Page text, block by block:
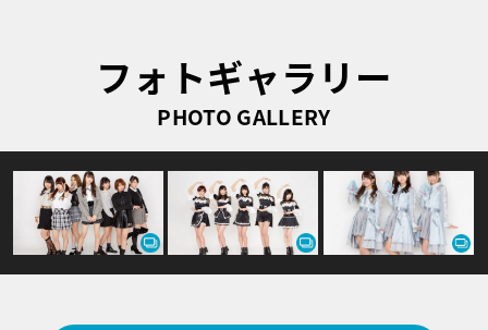
フォトギャラリー
PHOTO GALLERY